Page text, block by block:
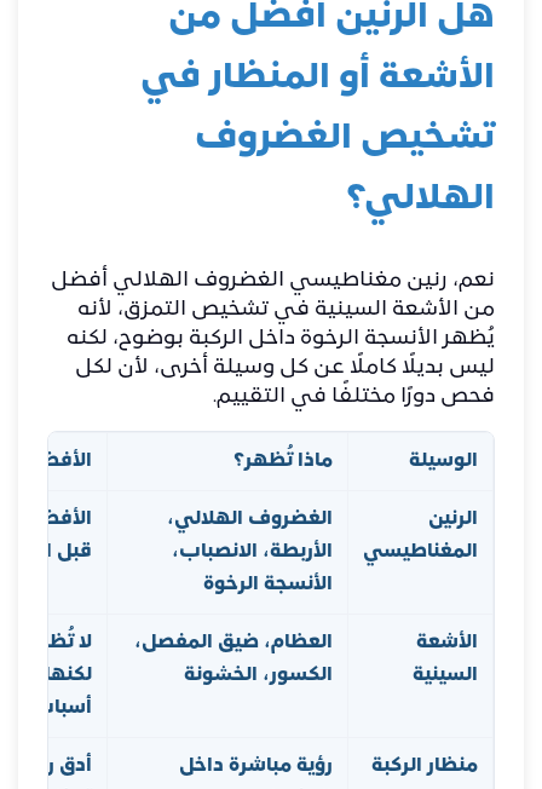
هل الرنين أفضل من
الأشعة أو المنظار في
تشخيص الغضروف
الهلالي؟
نعم، رنين مغناطيسي الغضروف الهلالي أفضل
من الأشعة السينية في تشخيص التمزق، لأنه
يُظهر الأنسجة الرخوة داخل الركبة بوضوح، لكنه
ليس بديلًا كاملًا عن كل وسيلة أخرى، لأن لكل
فحص دورًا مختلفًا في التقييم.
الوسيلة ماذا تُظهر؟ الأفضلية
الرنين
المغناطيسي
الغضروف الهلالي،
الأربطة، الانصباب،
الأنسجة الرخوة
الأفضل
قبل
الأشعة
السينية
العظام، ضيق المفصل،
الكسور، الخشونة
لا تُظهر
لكنها
أسباب
منظار الركبة
رؤية مباشرة داخل
أدق رؤية